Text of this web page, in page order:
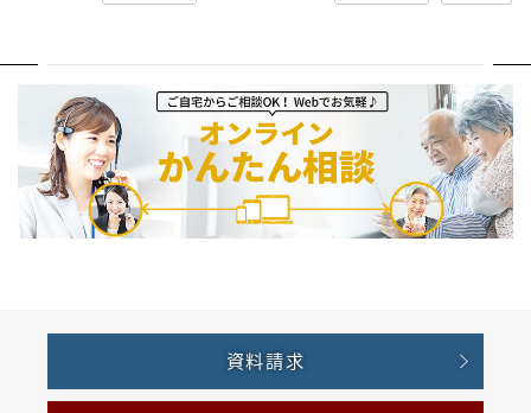
資料請求